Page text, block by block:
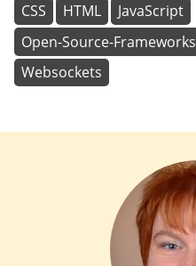
CSS HTML
JavaScript
Open-Source-Frameworks
Websockets